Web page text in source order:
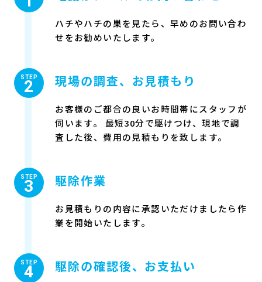
ハチやハチの巣を見たら、早めのお問い合わ
せをお勧めいたします。
STEP
2 現場の調査、お見積もり
お客様のご都合の良いお時間帯にスタッフが
伺います。 最短30分で駆けつけ、現地で調
査した後、費用の見積もりを致します。
STEP
3 駆除作業
お見積もりの内容に承認いただけましたら作
業を開始いたします。
STEP
4 駆除の確認後、お支払い